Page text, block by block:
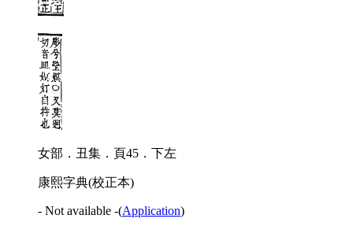
女部．丑集．頁45．下左
康熙字典(校正本)
- Not available -(Application)